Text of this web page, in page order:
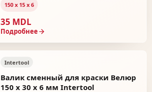
150 х 15 х 6
35 MDL
Подробнее
Intertool
Валик сменный для краски Велюр
150 x 30 x 6 мм Intertool